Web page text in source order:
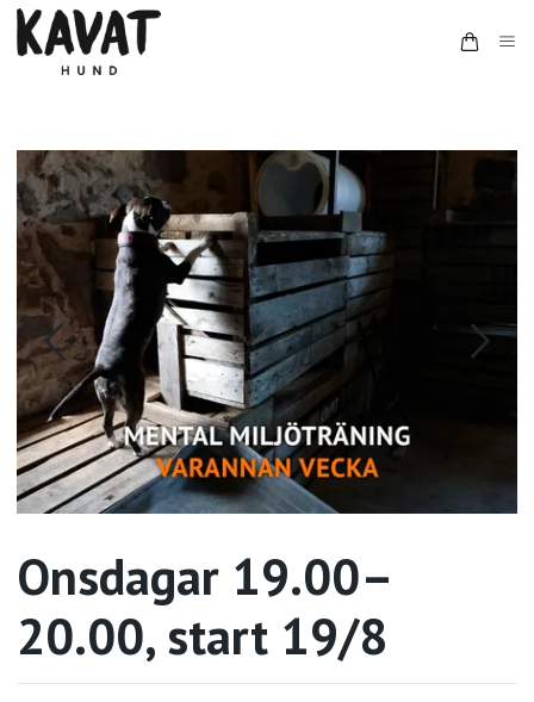
Onsdagar 19.00–
20.00, start 19/8